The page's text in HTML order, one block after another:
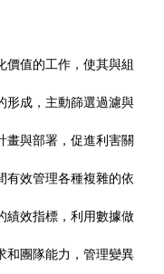
價值的工作，使其與組
形成，主動篩選過濾與
畫與部署，促進利害關
有效管理各種複雜的依
績效指標，利用數據做
和團隊能力，管理變異